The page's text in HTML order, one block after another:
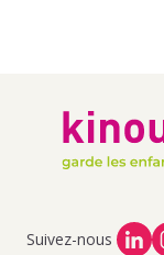
Suivez-nous